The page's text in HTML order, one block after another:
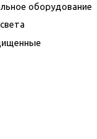
оборудование